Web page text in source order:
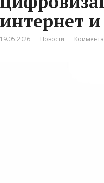
интернет
19.05.2026 Новости